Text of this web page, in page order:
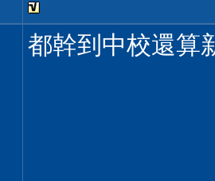
都幹到中校還算